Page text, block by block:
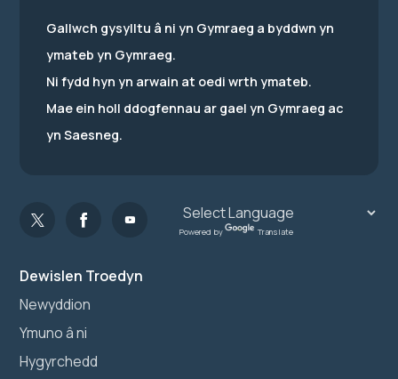
Dewislen Troedyn
Newyddion
Ymuno â ni
Hygyrchedd
Gallwch gysylltu â ni yn Gymraeg a byddwn yn
ymateb yn Gymraeg.
Ni fydd hyn yn arwain at oedi wrth ymateb.
Mae ein holl ddogfennau ar gael yn Gymraeg ac
yn Saesneg.
Powered by Translate